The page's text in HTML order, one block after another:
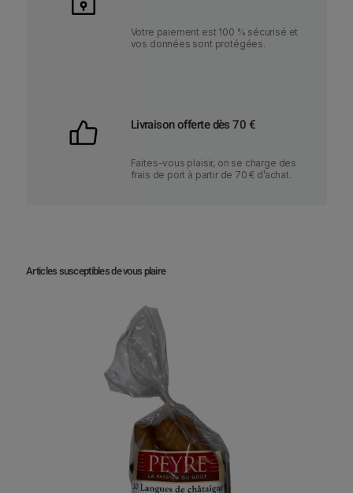
Votre paiement est 100 % sécurisé et
vos données sont protégées.
Livraison offerte dès 70 €
Faites-vous plaisir, on se charge des
frais de port à partir de 70 € d’achat.
Articles susceptibles de vous plaire